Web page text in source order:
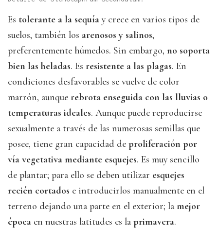
Es tolerante a la sequía y crece en varios tipos de
suelos, también los arenosos y salinos,
preferentemente húmedos. Sin embargo, no soporta
bien las heladas. Es resistente a las plagas. En
condiciones desfavorables se vuelve de color
marrón, aunque rebrota enseguida con las lluvias o
temperaturas ideales. Aunque puede reproducirse
sexualmente a través de las numerosas semillas que
posee, tiene gran capacidad de proliferación por
vía vegetativa mediante esquejes. Es muy sencillo
de plantar; para ello se deben utilizar esquejes
recién cortados e introducirlos manualmente en el
terreno dejando una parte en el exterior; la mejor
época en nuestras latitudes es la primavera.